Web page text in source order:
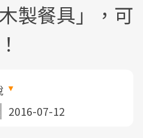
製餐具」，可
2016-07-12